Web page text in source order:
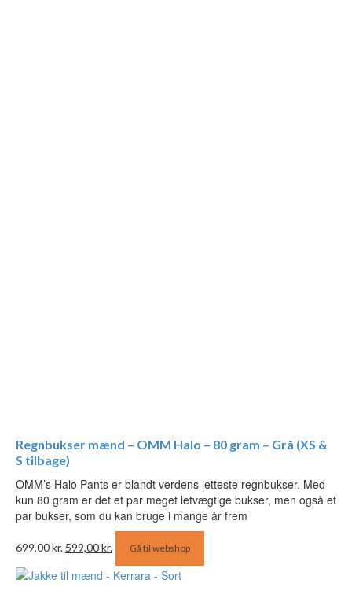
Regnbukser mænd – OMM Halo – 80 gram – Grå (XS &
S tilbage)
OMM’s Halo Pants er blandt verdens letteste regnbukser. Med
kun 80 gram er det et par meget letvægtige bukser, men også et
par bukser, som du kan bruge i mange år frem
699,00kr.oprindelige
pris
599,00kr.aktuelle
pris
Gå til webshop